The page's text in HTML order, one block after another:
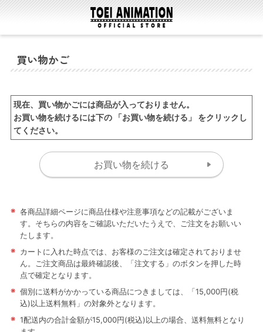
買い物かご
現在、買い物かごには商品が入っておりません。
お買い物を続けるには下の 「お買い物を続ける」 をクリックし
てください。
※ 各商品詳細ページに商品仕様や注意事項などの記載がございま
す。そちらの内容をご確認いただいたうえで、ご注文をお願いい
たします。
※ カートに入れた時点では、お客様のご注文は確定されておりませ
ん。ご注文商品は最終確認後、「注文する」のボタンを押した時
点で確定となります。
※ 個別に送料がかかっている商品につきましては、「15,000円(税
込)以上送料無料」の対象外となります。
※ 1配送内の合計金額が15,000円(税込)以上の場合、送料無料となり